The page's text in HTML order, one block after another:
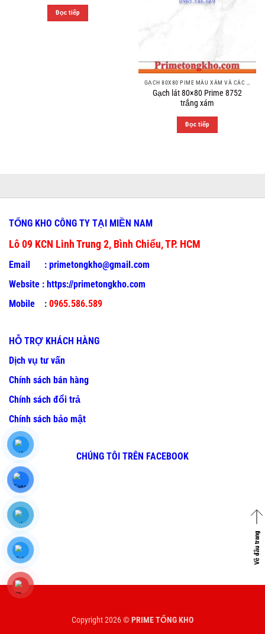
Đọc tiếp
Gạch lát 80×80 Prime 8752
trắng xám
Đọc tiếp
TỔNG KHO CÔNG TY TẠI MIỀN NAM
Lô 09 KCN Linh Trung 2, Bình Chiểu, TP. HCM
Email : primetongkho@gmail.com
Website : https://primetongkho.com
Mobile : 0965.586.589
HỖ TRỢ KHÁCH HÀNG
Dịch vụ tư vấn
Chính sách bán hàng
Chính sách đổi trả
Chính sách bảo mật
CHÚNG TÔI TRÊN FACEBOOK
Về đầu trang
Copyright 2026 ©PRIME TỔNG KHO